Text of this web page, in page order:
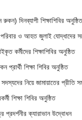
দিনব্যাপী শিক্ষাশিবির অনুষ্ঠিত
ও আহত জুলাই যোদ্ধাদের
কর্মীদের শিক্ষাশিবির অনুষ্ঠিত
প্রার্থী শিক্ষা শিবির অনুষ্ঠিত
সদস্যদের নিয়ে জামায়াতের প্রীতি
শিক্ষা শিবির অনুষ্ঠিত
প্রদর্শনীর ক্যারাভান উদ্বোধন